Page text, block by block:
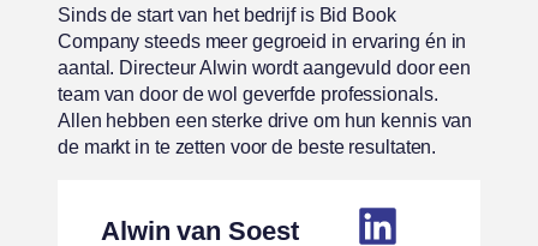
Sinds de start van het bedrijf is Bid Book
Company steeds meer gegroeid in ervaring én in
aantal. Directeur Alwin wordt aangevuld door een
team van door de wol geverfde professionals.
Allen hebben een sterke drive om hun kennis van
de markt in te zetten voor de beste resultaten.
Alwin van Soest